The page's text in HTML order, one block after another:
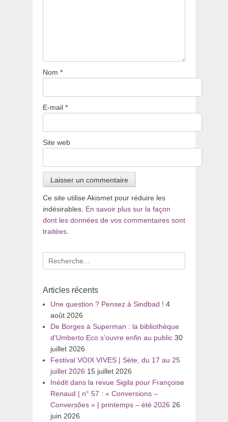
Nom *
E-mail *
Site web
Ce site utilise Akismet pour réduire les
indésirables. En savoir plus sur la façon
dont les données de vos commentaires sont
traitées
Recherche
pour
Articles récents
Une question ? Pensez à Sindbad ! 4
août 2026
De Borges à Superman : la bibliothèque
d’Umberto Eco s’ouvre enfin au public 30
juillet 2026
Festival VOIX VIVES | Sète, du 17 au 25
juillet 2026 15 juillet 2026
Inédit dans la revue Sigila pour Françoise
Renaud | n° 57 : « Conversions –
Conversões » | printemps – été 2026 26
juin 2026